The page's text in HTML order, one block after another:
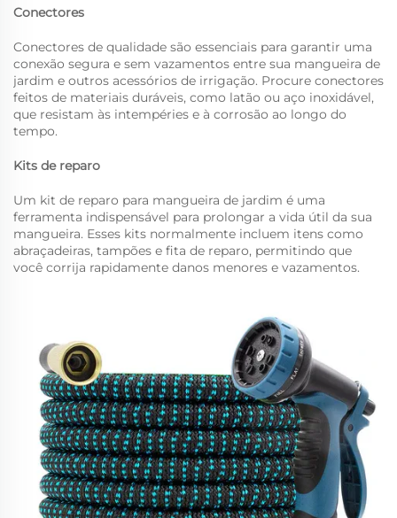
Conectores
Conectores de qualidade são essenciais para garantir uma
conexão segura e sem vazamentos entre sua mangueira de
jardim e outros acessórios de irrigação. Procure conectores
feitos de materiais duráveis, como latão ou aço inoxidável,
que resistam às intempéries e à corrosão ao longo do
tempo.
Kits de reparo
Um kit de reparo para mangueira de jardim é uma
ferramenta indispensável para prolongar a vida útil da sua
mangueira. Esses kits normalmente incluem itens como
abraçadeiras, tampões e fita de reparo, permitindo que
você corrija rapidamente danos menores e vazamentos.